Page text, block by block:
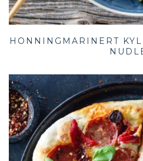
HONNINGMARINERT